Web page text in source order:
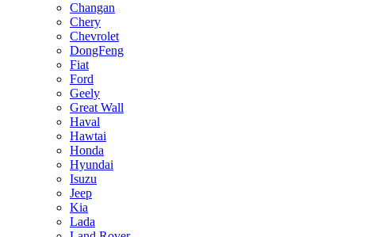
Changan
Chery
Chevrolet
DongFeng
Fiat
Ford
Geely
Great Wall
Haval
Hawtai
Honda
Hyundai
Isuzu
Jeep
Kia
Lada